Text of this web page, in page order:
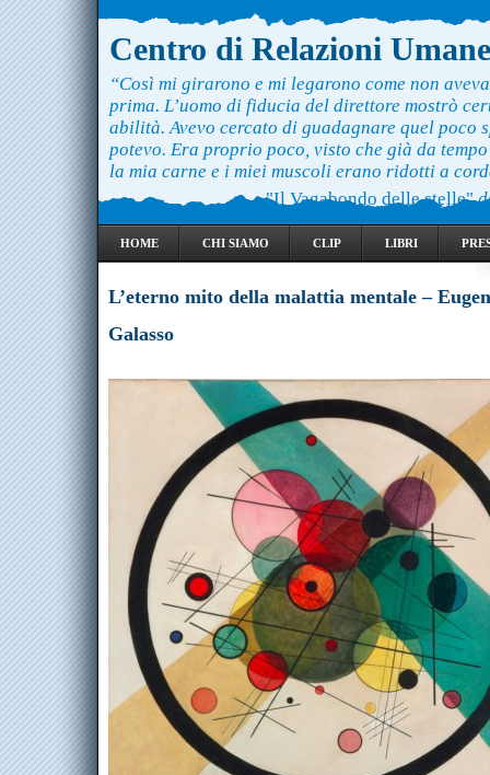
Centro di Relazioni Umane
“Così mi girarono e mi legarono come non
prima. L’uomo di fiducia del direttore mostrò
abilità. Avevo cercato di guadagnare quel poco
potevo. Era proprio poco, visto che già da
la mia carne e i miei muscoli erano ridotti a
"Il Vagabondo delle stelle"
HOME CHI SIAMO CLIP LIBRI
L’eterno mito della malattia mentale – Eugen
Galasso